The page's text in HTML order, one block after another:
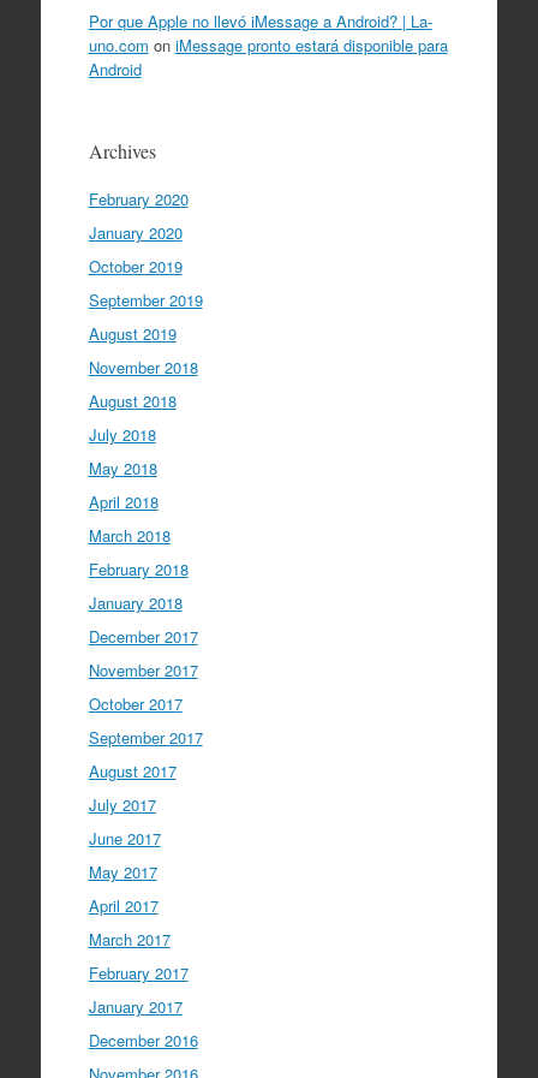
Por que Apple no llevó iMessage a Android? | La-
uno.com on iMessage pronto estará disponible para
Android
Archives
February 2020
January 2020
October 2019
September 2019
August 2019
November 2018
August 2018
July 2018
May 2018
April 2018
March 2018
February 2018
January 2018
December 2017
November 2017
October 2017
September 2017
August 2017
July 2017
June 2017
May 2017
April 2017
March 2017
February 2017
January 2017
December 2016